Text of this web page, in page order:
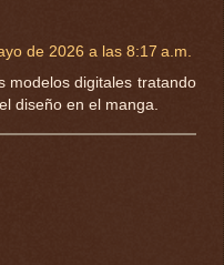
de 2026 a las 8:17 a.m.
modelos digitales tratando
diseño en el manga.